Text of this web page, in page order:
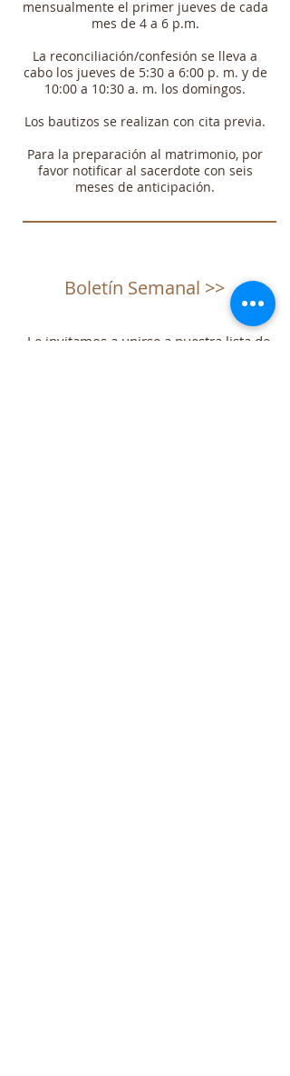
mensualmente el primer jueves de cada
mes de 4 a 6 p.m.
La reconciliación/confesión se lleva a
cabo los jueves de 5:30 a 6:00 p. m. y de
10:00 a 10:30 a. m. los domingos.
Los bautizos se realizan con cita previa.
Para la preparación al matrimonio, por
favor notificar al sacerdote con seis
meses de anticipación.
Boletín Semanal >>
Le invitamos a unirse a nuestra lista de